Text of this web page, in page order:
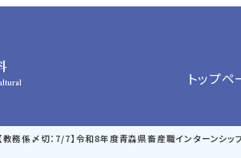
トップペ
【教務係〆切：7/7】令和8年度青森県畜産職インターンシッ